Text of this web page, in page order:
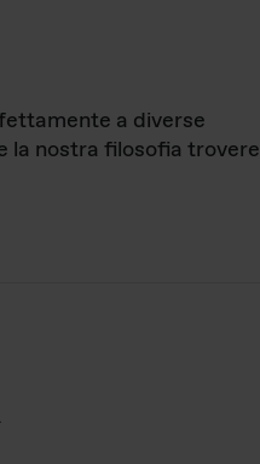
a diverse
la nostra filosofia